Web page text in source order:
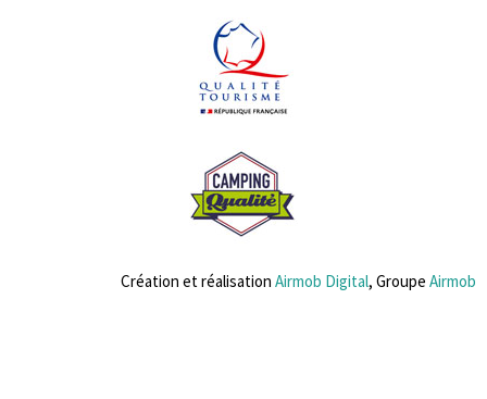
Création et réalisation Airmob Digital, Groupe Airmob